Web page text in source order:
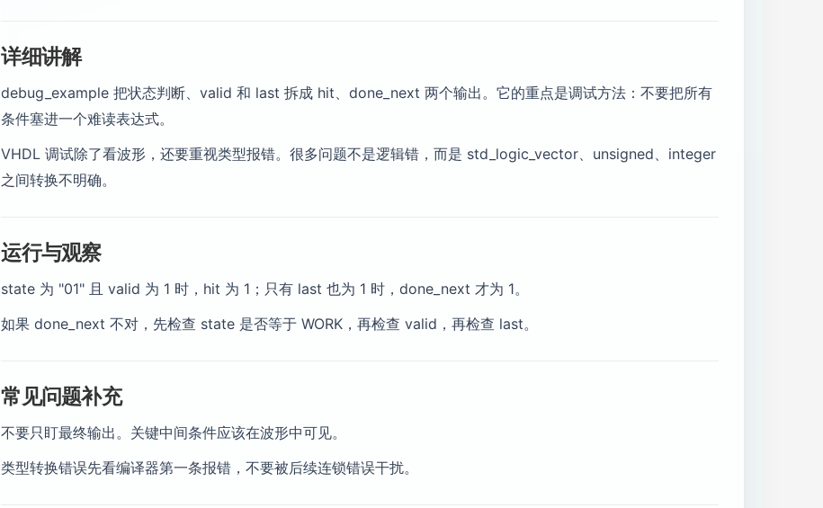
详细讲解
debug_example 把状态判断、valid 和 last 拆成 hit、done_next 两个输出。它的重点是调试方法：不要把所有
条件塞进一个难读表达式。
VHDL 调试除了看波形，还要重视类型报错。很多问题不是逻辑错，而是 std_logic_vector、unsigned、integer
之间转换不明确。
运行与观察
state 为 "01" 且 valid 为 1 时，hit 为 1；只有 last 也为 1 时，done_next 才为 1。
如果 done_next 不对，先检查 state 是否等于 WORK，再检查 valid，再检查 last。
常见问题补充
不要只盯最终输出。关键中间条件应该在波形中可见。
类型转换错误先看编译器第一条报错，不要被后续连锁错误干扰。